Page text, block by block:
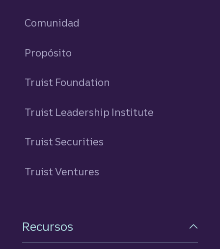
Comunidad
Propósito
Truist Foundation
Truist Leadership Institute
Truist Securities
Truist Ventures
Recursos